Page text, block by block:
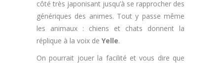
côté très japonisant jusqu’à se rapprocher des
génériques des animes. Tout y passe même
les animaux : chiens et chats donnent la
réplique à la voix de Yelle.
On pourrait jouer la facilité et vous dire que